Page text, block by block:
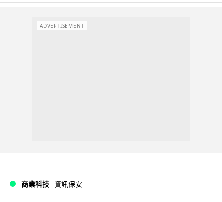
ADVERTISEMENT
商業科技 資訊保安